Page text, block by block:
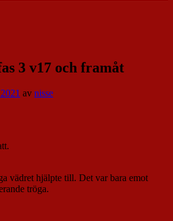
3 v17 och framåt
av nisse
vädret hjälpte till. Det var bara emot
tröga.